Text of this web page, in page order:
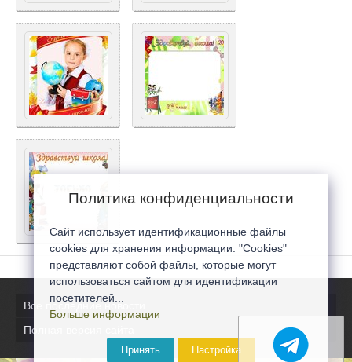
Все последние новости
Полная версия сайта
Политика конфиденциальности
Сайт использует идентификационные файлы
cookies для хранения информации. "Cookies"
представляют собой файлы, которые могут
использоваться сайтом для идентификации
посетителей...
Больше информации
Принять Настройка